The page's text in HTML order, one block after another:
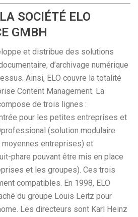
SOCIÉTÉ ELO
GMBH
et distribue des solutions
d’archivage numérique
Ainsi, ELO couvre la totalité
Content Management. La
de trois lignes :
pour les petites entreprises et
(solution modulaire
entreprises) et
phare pouvant être mis en place
et les groupes). Ces trois
compatibles. En 1998, ELO
du groupe Louis Leitz pour
Les directeurs sont Karl Heinz